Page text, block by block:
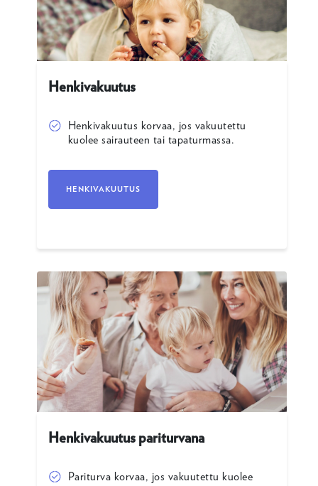
Henkivakuutus
Henkivakuutus korvaa, jos vakuutettu
kuolee sairauteen tai tapaturmassa.
HENKIVAKUUTUS
Henkivakuutus pariturvana
Pariturva korvaa, jos vakuutettu kuolee